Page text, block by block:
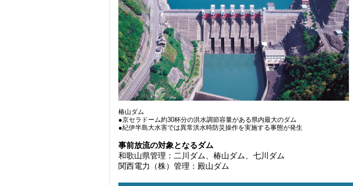
椿山ダム
●京セラドーム約30杯分の洪水調節容量がある県内最大のダム
●紀伊半島大水害では異常洪水時防災操作を実施する事態が発生
事前放流の対象となるダム
和歌山県管理：二川ダム、椿山ダム、七川ダム
関西電力（株）管理：殿山ダム